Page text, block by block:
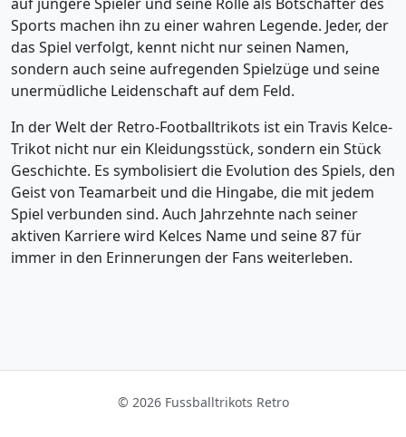
Sports machen ihn zu einer wahren Legende. Jeder, der
das Spiel verfolgt, kennt nicht nur seinen Namen,
sondern auch seine aufregenden Spielzüge und seine
unermüdliche Leidenschaft auf dem Feld.
In der Welt der Retro-Footballtrikots ist ein Travis Kelce-
Trikot nicht nur ein Kleidungsstück, sondern ein Stück
Geschichte. Es symbolisiert die Evolution des Spiels, den
Geist von Teamarbeit und die Hingabe, die mit jedem
Spiel verbunden sind. Auch Jahrzehnte nach seiner
aktiven Karriere wird Kelces Name und seine 87 für
immer in den Erinnerungen der Fans weiterleben.
© 2026 Fussballtrikots Retro